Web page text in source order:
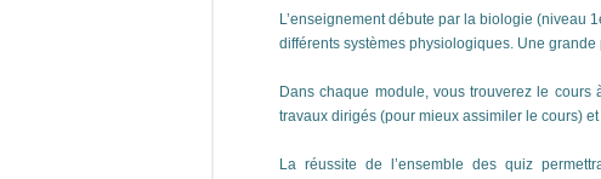
L’enseignement débute par la biologie (niveau
différents systèmes physiologiques. Une
Dans chaque module, vous trouverez le
travaux dirigés (pour mieux assimiler le cours)
La réussite de l’ensemble des quiz